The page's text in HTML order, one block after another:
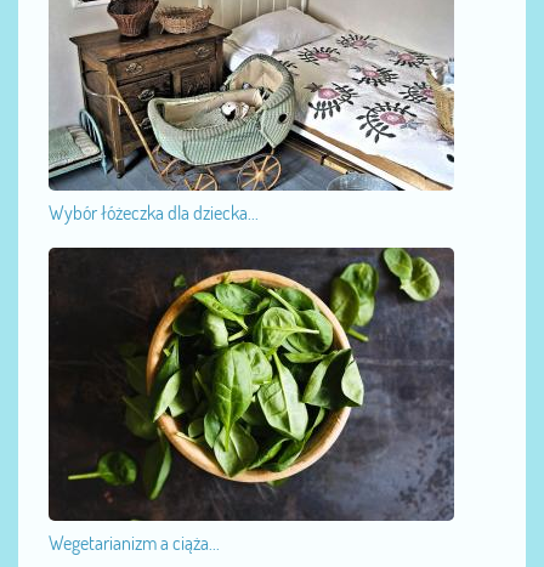
Wybór łóżeczka dla dziecka...
Wegetarianizm a ciąża...